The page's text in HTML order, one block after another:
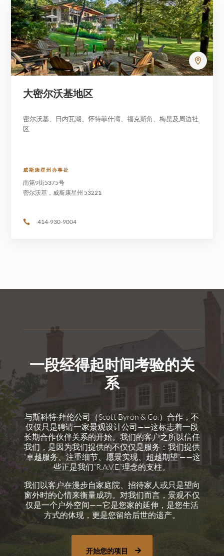
大密尔沃基地区
密尔沃基、日内瓦湖、怀特菲什湾、福克斯角、梅昆及周边社
区
威斯康星州办事处
南第9街5375号
密尔沃基，威斯康星州 53221
 414-930-9004
一段经得起时间考验的关
系
与斯科特·拜伦公司（Scott Byron & Co.）合作，不
仅仅只是聘请一家景观设计公司——这标志着一段
长期合作伙伴关系的开始。我们的客户之所以信任
我们，是因为我们提供的不仅仅是服务：我们提供
“卓越服务、注重细节、愿景实现、超越期望”——这
些正是我们“R.A.V.E.”理念的支柱。
我们以客户在漫步自家庭院、招待家人或只是望向
窗外时的心情来衡量成功。对我们而言，景观不仅
仅是一个户外空间——它是您家的延伸，是您生活
方式的体现，更是您留给后世的遗产。
开始您的项目